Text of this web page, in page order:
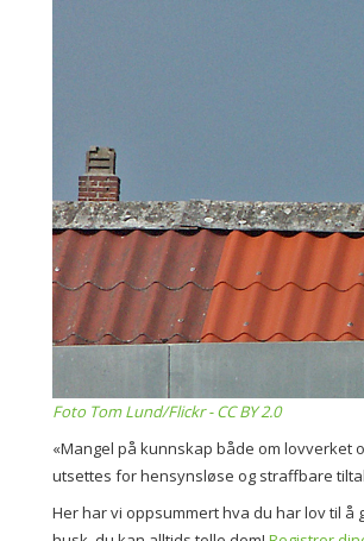
Foto Tom Lund/Flickr - CC BY 2.0
«Mangel på kunnskap både om lovverket
utsettes for hensynsløse og straffbare
Her har vi oppsummert hva du har lov til